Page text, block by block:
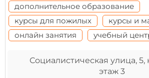
дополнительное образование
курсы для пожилых
курсы и
онлайн занятия
учебный
Социалистическая улица, 5,
этаж 3